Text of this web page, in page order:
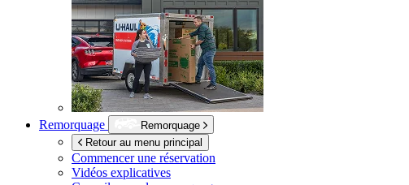
Remorquage
Remorquage
Retour au menu principal
Commencer une réservation
Vidéos explicatives